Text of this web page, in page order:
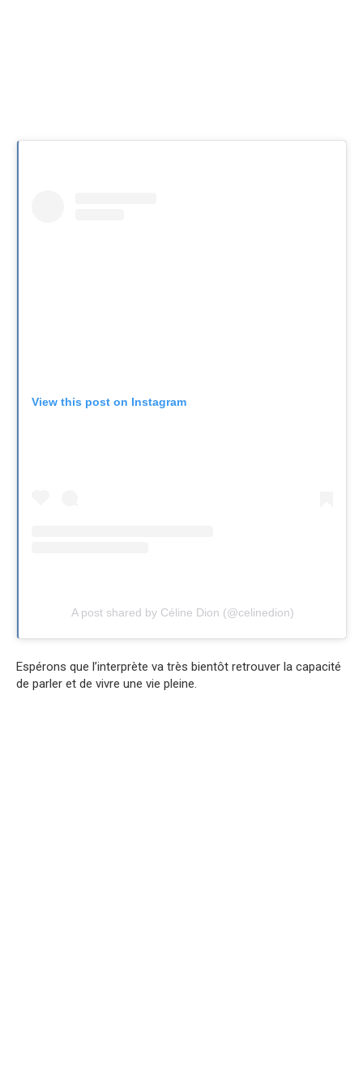
View this post on Instagram
A post shared by Céline Dion (@celinedion)
Espérons que l’interprète va très bientôt retrouver la capacité
de parler et de vivre une vie pleine.